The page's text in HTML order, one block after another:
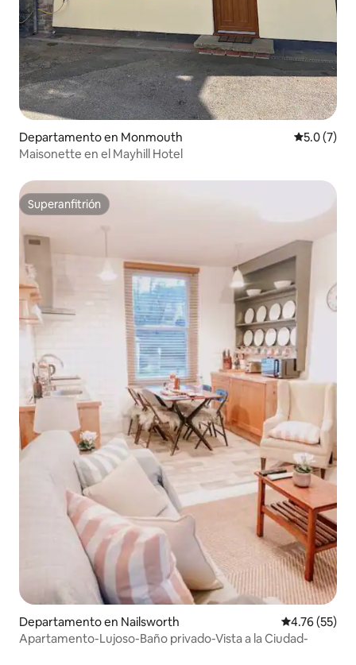
Departamento en Monmouth
5.0 (7)
Maisonette en el Mayhill Hotel
Superanfitrión
Superanfitrión
Departamento en Nailsworth Calificación
4.76 (55)
Apartamento-Lujoso-Baño privado-Vista a la Ciudad-